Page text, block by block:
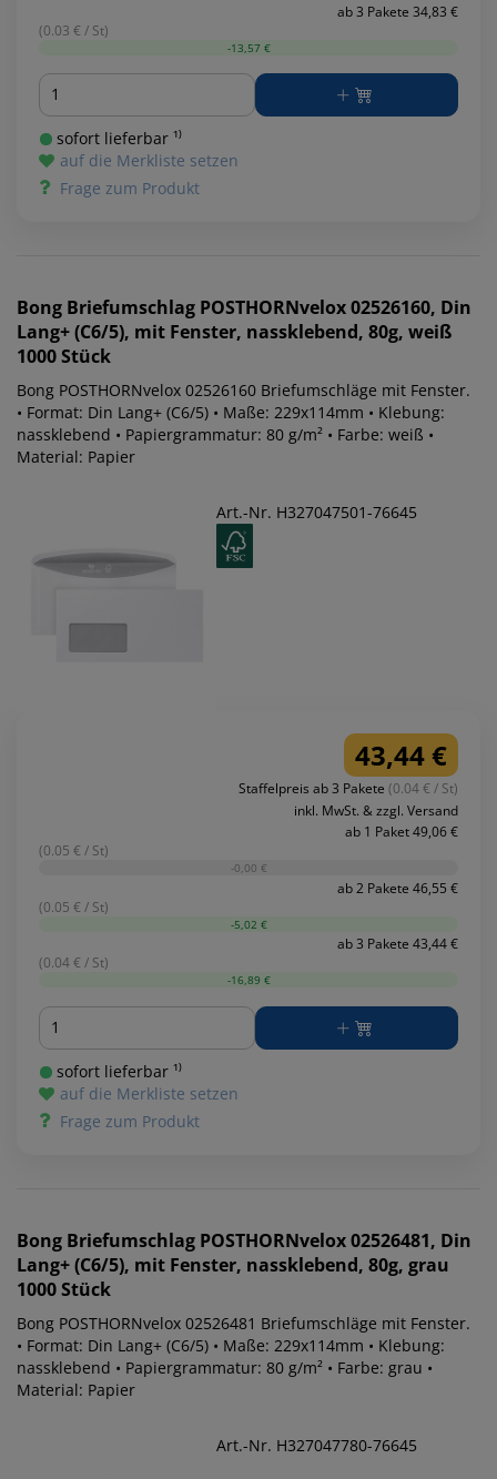
ab 3 Pakete 34,83 €
(0.03 € / St)
-13,57 €
Menge
sofort lieferbar ¹⁾
auf die Merkliste setzen
Frage zum Produkt
Bong Briefumschlag POSTHORNvelox 02526160, Din
Lang+ (C6/5), mit Fenster, nassklebend, 80g, weiß
1000 Stück
Bong POSTHORNvelox 02526160 Briefumschläge mit Fenster.
• Format: Din Lang+ (C6/5) • Maße: 229x114mm • Klebung:
nassklebend • Papiergrammatur: 80 g/m² • Farbe: weiß •
Material: Papier
Art.-Nr. H327047501-76645
43,44 €
Staffelpreis ab 3 Pakete (0.04 € / St)
inkl. MwSt. & zzgl. Versand
ab 1 Paket 49,06 €
(0.05 € / St)
-0,00 €
ab 2 Pakete 46,55 €
(0.05 € / St)
-5,02 €
ab 3 Pakete 43,44 €
(0.04 € / St)
-16,89 €
Menge
sofort lieferbar ¹⁾
auf die Merkliste setzen
Frage zum Produkt
Bong Briefumschlag POSTHORNvelox 02526481, Din
Lang+ (C6/5), mit Fenster, nassklebend, 80g, grau
1000 Stück
Bong POSTHORNvelox 02526481 Briefumschläge mit Fenster.
• Format: Din Lang+ (C6/5) • Maße: 229x114mm • Klebung:
nassklebend • Papiergrammatur: 80 g/m² • Farbe: grau •
Material: Papier
Art.-Nr. H327047780-76645